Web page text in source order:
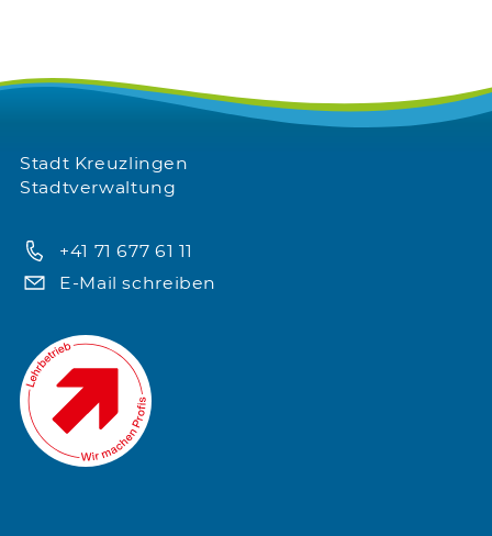
Stadt Kreuzlingen
Stadtverwaltung
+41 71 677 61 11
E-Mail schreiben